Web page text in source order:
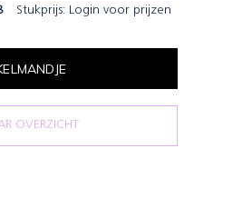
Stukprijs: Login voor prijzen
OVERZICHT